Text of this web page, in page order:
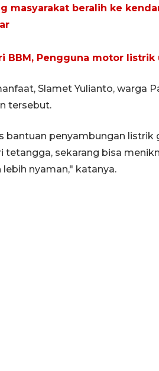
masyarakat beralih ke
BBM, Pengguna motor
Slamet Yulianto, warga
tersebut.
bantuan penyambungan listrik
tetangga, sekarang bisa
nyaman," katanya.